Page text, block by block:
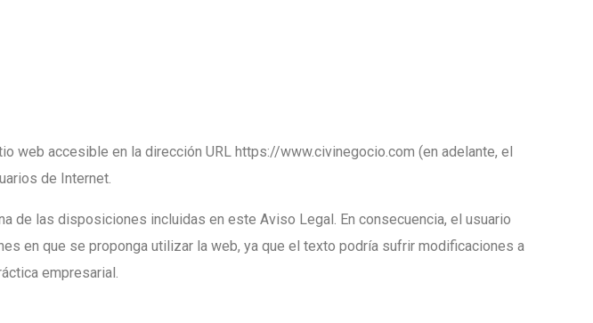
accesible en la dirección URL https://www.civinegocio.com (en adelante, el
de Internet.
de las disposiciones incluidas en este Aviso Legal. En consecuencia, el usuario
en que se proponga utilizar la web, ya que el texto podría sufrir modificaciones a
empresarial.